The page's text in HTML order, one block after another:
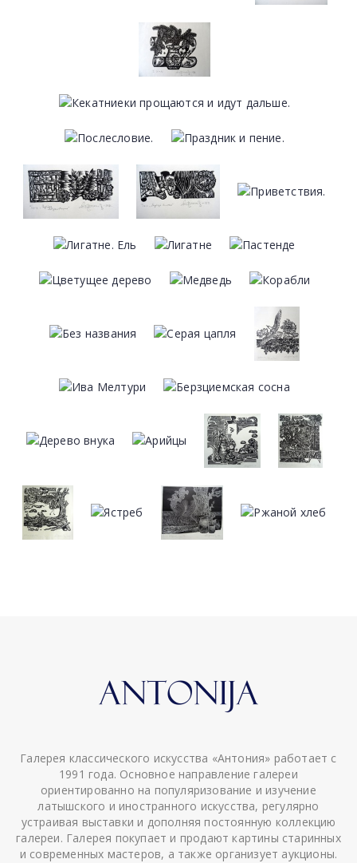
Галерея классического искусства «Антония» работает с
1991 года. Основное направление галереи
ориентированно на популяризование и изучение
латышского и иностранного искусства, регулярно
устраивая выставки и дополняя постоянную коллекцию
галереи. Галерея покупает и продают картины старинных
и современных мастеров, а также организует аукционы.